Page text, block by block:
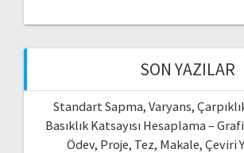
SON YAZILAR
Standart Sapma, Varyans,
Basıklık Katsayısı Hesaplama –
Ödev, Proje, Tez, Makale, Çeviri